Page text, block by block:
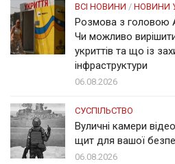
ВСІ НОВИНИ / НОВИНИ
Розмова з головою
Чи можливо
укриттів та що із
інфраструктури
06.08.2026
СУСПІЛЬСТВО
Вуличні камери
щит для вашої
06.08.2026